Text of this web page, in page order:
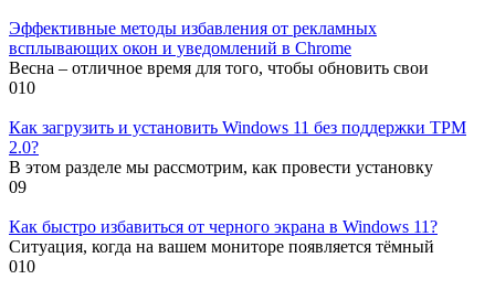
Эффективные методы избавления от рекламных
всплывающих окон и уведомлений в Chrome
Весна – отличное время для того, чтобы обновить свои
010
Как загрузить и установить Windows 11 без поддержки TPM
2.0?
В этом разделе мы рассмотрим, как провести установку
09
Как быстро избавиться от черного экрана в Windows 11?
Ситуация, когда на вашем мониторе появляется тёмный
010